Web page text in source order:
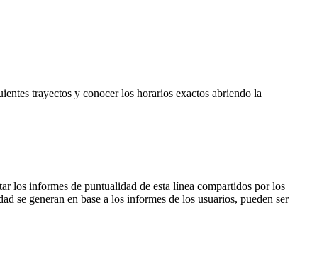
trayectos y conocer los horarios exactos abriendo la
los informes de puntualidad de esta línea compartidos por los
se generan en base a los informes de los usuarios, pueden ser